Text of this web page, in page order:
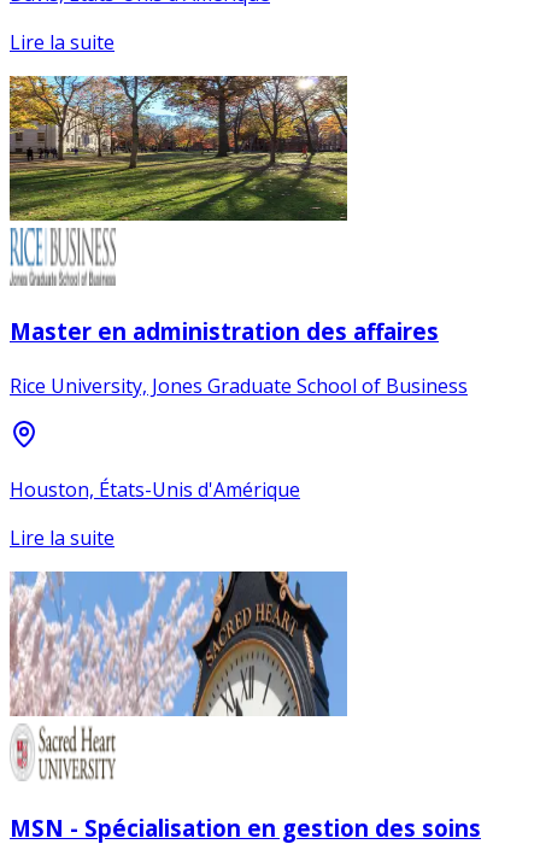
Lire la suite
Master en administration des affaires
Rice University, Jones Graduate School of Business
Houston, États-Unis d'Amérique
Lire la suite
MSN - Spécialisation en gestion des soins